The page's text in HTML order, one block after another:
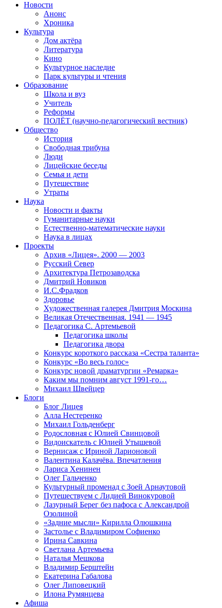
Новости
Анонс
Хроника
Культура
Дом актёра
Литература
Кино
Культурное наследие
Парк культуры и чтения
Образование
Школа и вуз
Учитель
Реформы
ПОЛЁТ (научно-педагогический вестник)
Общество
История
Свободная трибуна
Люди
Лицейские беседы
Семья и дети
Путешествие
Утраты
Наука
Новости и факты
Гуманитарные науки
Естественно-математические науки
Наука в лицах
Проекты
Архив «Лицея». 2000 — 2003
Русский Север
Архитектура Петрозаводска
Дмитрий Новиков
И.С.Фрадков
Здоровье
Художественная галерея Дмитрия Москина
Великая Отечественная. 1941 — 1945
Педагогика С. Артемьевой
Педагогика школы
Педагогика двора
Конкурс короткого рассказа «Сестра таланта»
Конкурс «Во весь голос»
Конкурс новой драматургии «Ремарка»
Каким мы помним август 1991-го…
Михаил Швейцер
Блоги
Блог Лицея
Алла Нестеренко
Михаил Гольденберг
Родословная с Юлией Свинцовой
Видоискатель с Юлией Утышевой
Вернисаж с Ириной Ларионовой
Валентина Калачёва. Впечатления
Лариса Хенинен
Олег Гальченко
Культурный променад с Зоей Арнаутовой
Путешествуем с Лидией Винокуровой
Лазурный Берег без пафоса с Александрой
Озолиной
«Задние мысли» Кирилла Олюшкина
Застолье с Владимиром Софиенко
Ирина Савкина
Светлана Артемьева
Наталья Мешкова
Владимир Берштейн
Екатерина Габалова
Олег Липовецкий
Илона Румянцева
Афиша